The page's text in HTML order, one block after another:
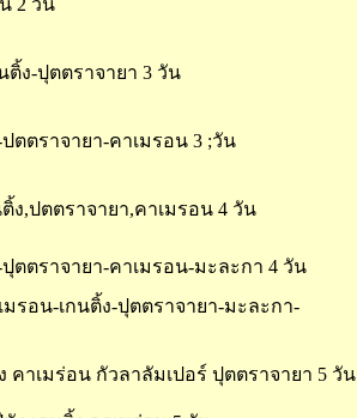
2 วัน
ติ้ง-ปุตตราจายา 3 วัน
ตตราจายา-คาเมรอน 3 ;วัน
ง,ปตตราจายา,คาเมรอน 4 วัน
ปุตตราจายา-คาเมรอน-มะละกา 4 วัน
มรอน-เกนติ้ง-ปุตตราจายา-มะละกา-
คาเมร่อน กัวลาลัมเปอร์ ปุตตราจายา 5 วัน